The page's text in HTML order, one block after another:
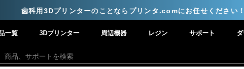
歯科用3Dプリンターのことならプリンタ.comにお任せください
一覧 3Dプリンター 周辺機器 レジン サポート